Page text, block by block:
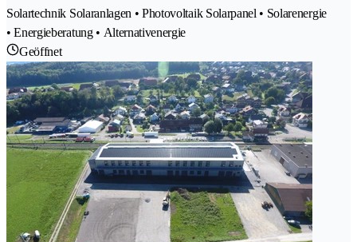
Solartechnik Solaranlagen • Photovoltaik Solarpanel • Solarenergie
• Energieberatung • Alternativenergie
Geöffnet